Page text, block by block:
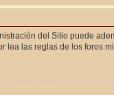
del Sitio puede
lea las reglas de los foros